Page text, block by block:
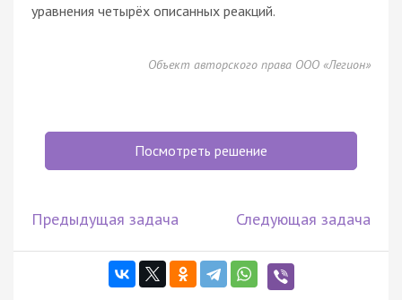
уравнения четырёх описанных реакций.
Объект авторского права ООО «Легион»
Посмотреть решение
Предыдущая задача Следующая задача